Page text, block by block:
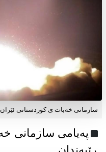
سازمانی خەبات ی کوردستانی ئێران